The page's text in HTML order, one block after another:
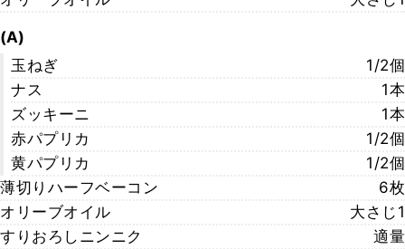
(A)
玉ねぎ
1/2個
ナス
1本
ズッキーニ
1本
赤パプリカ
1/2個
黄パプリカ
1/2個
薄切りハーフベーコン
6枚
オリーブオイル
大さじ1
すりおろしニンニク
適量